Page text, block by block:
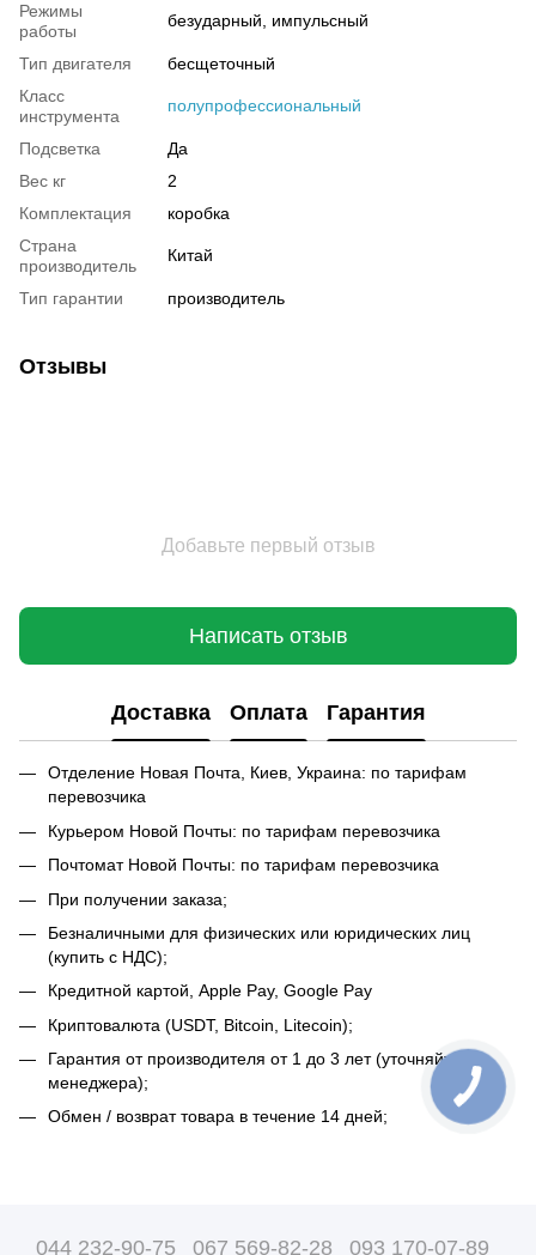
Режимы
работы
безударный, импульсный
Тип двигателя
бесщеточный
Класс
инструмента
полупрофессиональный
Подсветка
Да
Вес кг
2
Комплектация
коробка
Страна
производитель
Китай
Тип гарантии производитель
Отзывы
Добавьте первый отзыв
Написать отзыв
Доставка Оплата Гарантия
Отделение Новая Почта, Киев, Украина: по тарифам
перевозчика
Курьером Новой Почты: по тарифам перевозчика
Почтомат Новой Почты: по тарифам перевозчика
При получении заказа;
Безналичными для физических или юридических лиц
(купить с НДС);
Кредитной картой, Apple Pay, Google Pay
Криптовалюта (USDT, Bitcoin, Litecoin);
Гарантия от производителя от 1 до 3 лет (уточняйте у
менеджера);
Обмен / возврат товара в течение 14 дней;
044 232-90-75 067 569-82-28 093 170-07-89